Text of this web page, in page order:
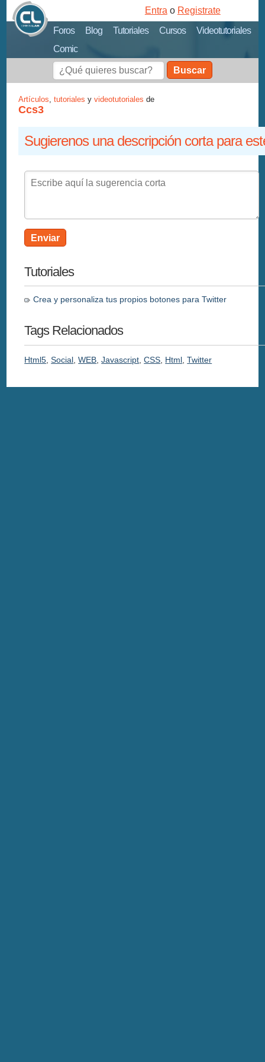
Foros Blog Tutoriales Cursos
Videotutoriales
Comic
Entra o Registrate
Buscar
Artículos,tutoriales yvideotutoriales de
Ccs3
Sugierenos una descripción corta para
Enviar
Tutoriales
Crea y personaliza tus propios botones para Twitter
Tags Relacionados
Html5,Social,WEB,Javascript,CSS, Html,Twitter